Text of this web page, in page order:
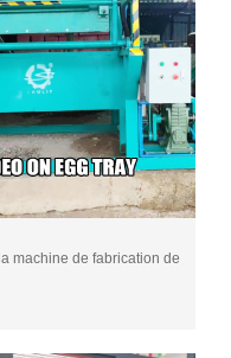
machine de fabrication de